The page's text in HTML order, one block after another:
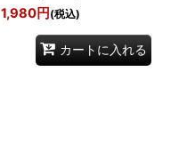
1,980円 (税込)
カートに入れる